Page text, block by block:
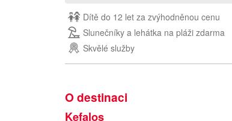
Dítě do 12 let za zvýhodněnou cenu
Slunečníky a lehátka na pláži zdarma
Skvělé služby
O destinaci
Kefalos